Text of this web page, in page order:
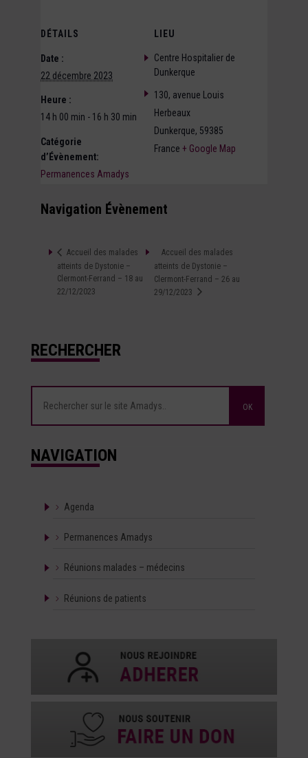
DÉTAILS
Date :
22 décembre 2023
Heure :
14 h 00 min - 16 h 30 min
Catégorie
d’Évènement:
Permanences Amadys
LIEU
Centre Hospitalier de
Dunkerque
130, avenue Louis
Herbeaux
Dunkerque, 59385
France + Google Map
Navigation Évènement
Accueil des malades
atteints de Dystonie –
Clermont-Ferrand – 18 au
22/12/2023
Accueil des malades
atteints de Dystonie –
Clermont-Ferrand – 26 au
29/12/2023
RECHERCHER
NAVIGATION
Agenda
Permanences Amadys
Réunions malades – médecins
Réunions de patients